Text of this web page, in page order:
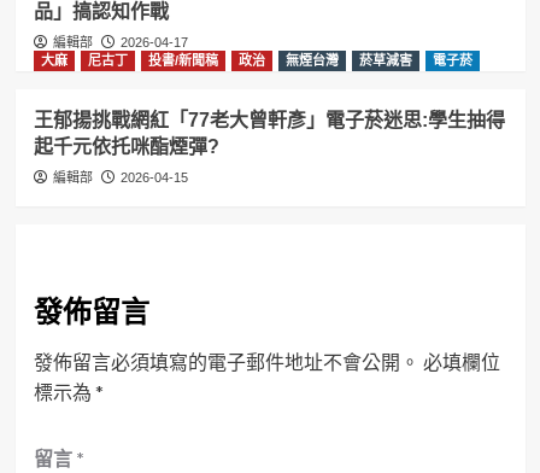
品」搞認知作戰
編輯部
2026-04-17
大麻
尼古丁 投書/新聞稿 政治 無煙台灣 菸草減害 電子菸
王郁揚挑戰網紅「77老大曾軒彥」電子菸迷思:學生抽得
起千元依托咪酯煙彈?
編輯部 2026-04-15
發佈留言
發佈留言必須填寫的電子郵件地址不會公開。 必填欄位
標示為 *
留言 *